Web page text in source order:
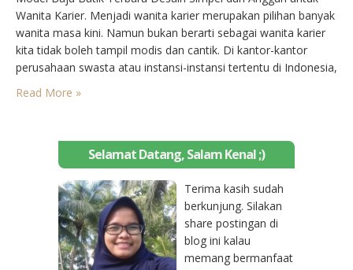
Wanita Karier. Menjadi wanita karier merupakan pilihan banyak
wanita masa kini. Namun bukan berarti sebagai wanita karier
kita tidak boleh tampil modis dan cantik. Di kantor-kantor
perusahaan swasta atau instansi-instansi tertentu di Indonesia,
memakai baju batik. Padahal yang selama ini kita kenal adalah
Read More »
Selamat Datang, Salam Kenal ;)
Terima kasih sudah
berkunjung. Silakan
share postingan di
blog ini kalau
memang bermanfaat